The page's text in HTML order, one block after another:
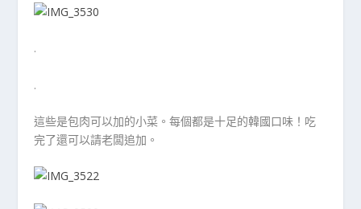
.
.
這些是包肉可以加的小菜。每個都是十足的韓國口味！吃
完了還可以請老闆追加。